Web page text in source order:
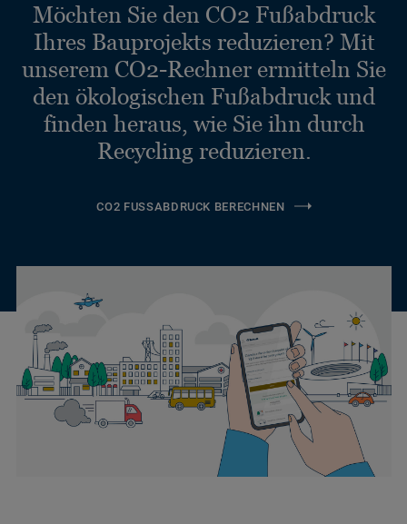
Möchten Sie den CO2 Fußabdruck
Ihres Bauprojekts reduzieren? Mit
unserem CO2-Rechner ermitteln Sie
den ökologischen Fußabdruck und
finden heraus, wie Sie ihn durch
Recycling reduzieren.
CO2 FUSSABDRUCK BERECHNEN